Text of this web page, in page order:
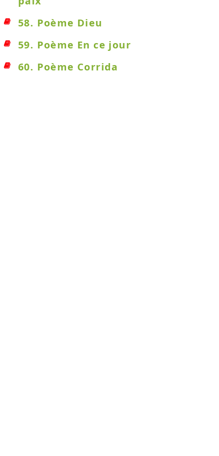
58. Poème Dieu
59. Poème En ce jour
60. Poème Corrida